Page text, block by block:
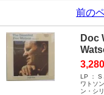
前の
Doc
LP ： S
ワトソ
ン・シ